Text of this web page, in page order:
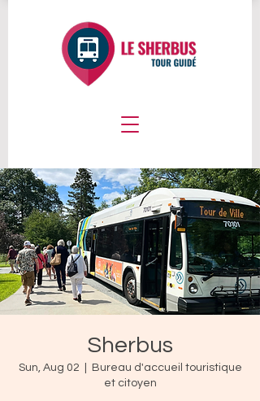
Sherbus
Sun, Aug 02
Bureau d'accueil touristique
et citoyen